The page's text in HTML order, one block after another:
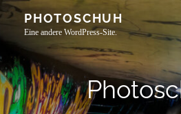
Skip
content
PHOTOSCHUH
Eine andere WordPress-Site.